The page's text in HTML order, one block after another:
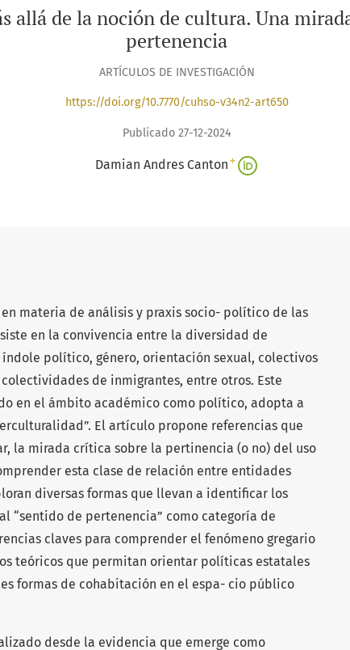
allá de la noción de cultura. Una
pertenencia
ARTÍCULOS DE INVESTIGACIÓN
https://doi.org/10.7770/cuhso-v34n2-art650
Publicado 27-12-2024
Damian Andres Canton +
materia de análisis y praxis socio- político de las
en la convivencia entre la diversidad de
político, género, orientación sexual, colectivos
de inmigrantes, entre otros. Este
en el ámbito académico como político, adopta a
El artículo propone referencias que
la mirada crítica sobre la pertinencia (o no) del uso
esta clase de relación entre entidades
diversas formas que llevan a identificar los
“sentido de pertenencia” como categoría de
claves para comprender el fenómeno gregario
teóricos que permitan orientar políticas estatales
formas de cohabitación en el espa- cio público
desde la evidencia que emerge como